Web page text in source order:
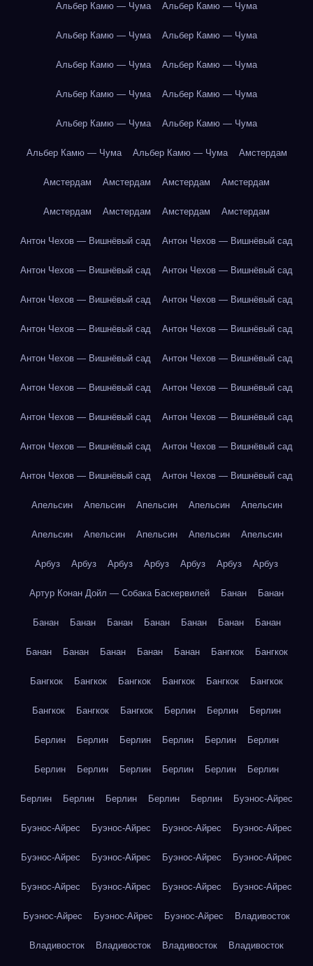
Альбер Камю — Чума Альбер Камю — Чума
Альбер Камю — Чума Альбер Камю — Чума
Альбер Камю — Чума Альбер Камю — Чума
Альбер Камю — Чума Альбер Камю — Чума
Альбер Камю — Чума Альбер Камю — Чума
Альбер Камю — Чума Альбер Камю — Чума Амстердам
Амстердам Амстердам Амстердам Амстердам
Амстердам Амстердам Амстердам Амстердам
Антон Чехов — Вишнёвый сад Антон Чехов — Вишнёвый сад
Антон Чехов — Вишнёвый сад Антон Чехов — Вишнёвый сад
Антон Чехов — Вишнёвый сад Антон Чехов — Вишнёвый сад
Антон Чехов — Вишнёвый сад Антон Чехов — Вишнёвый сад
Антон Чехов — Вишнёвый сад Антон Чехов — Вишнёвый сад
Антон Чехов — Вишнёвый сад Антон Чехов — Вишнёвый сад
Антон Чехов — Вишнёвый сад Антон Чехов — Вишнёвый сад
Антон Чехов — Вишнёвый сад Антон Чехов — Вишнёвый сад
Антон Чехов — Вишнёвый сад Антон Чехов — Вишнёвый сад
Апельсин Апельсин Апельсин Апельсин Апельсин
Апельсин Апельсин Апельсин Апельсин Апельсин
Арбуз Арбуз Арбуз Арбуз Арбуз Арбуз Арбуз
Артур Конан Дойл — Собака Баскервилей Банан Банан
Банан Банан Банан Банан Банан Банан Банан
Банан Банан Банан Банан Банан Бангкок Бангкок
Бангкок Бангкок Бангкок Бангкок Бангкок Бангкок
Бангкок Бангкок Бангкок Берлин Берлин Берлин
Берлин Берлин Берлин Берлин Берлин Берлин
Берлин Берлин Берлин Берлин Берлин Берлин
Берлин Берлин Берлин Берлин Берлин Буэнос-Айрес
Буэнос-Айрес Буэнос-Айрес Буэнос-Айрес Буэнос-Айрес
Буэнос-Айрес Буэнос-Айрес Буэнос-Айрес Буэнос-Айрес
Буэнос-Айрес Буэнос-Айрес Буэнос-Айрес Буэнос-Айрес
Буэнос-Айрес Буэнос-Айрес Буэнос-Айрес Владивосток
Владивосток Владивосток Владивосток Владивосток